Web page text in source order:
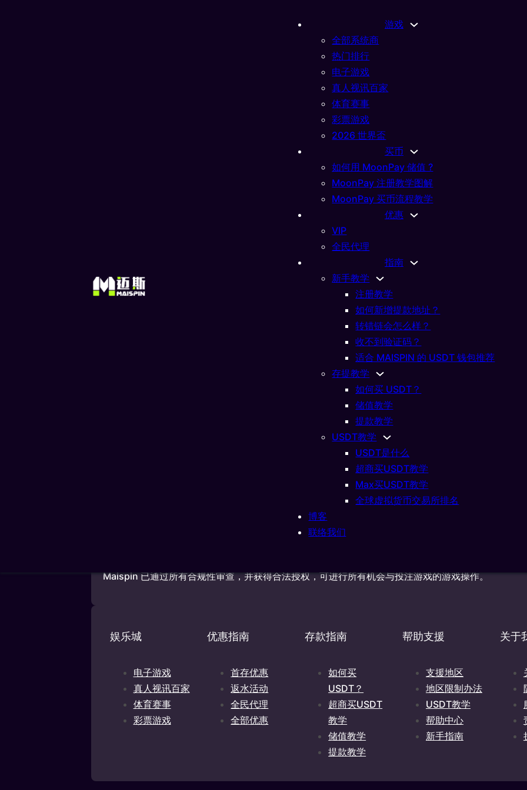
游戏
全部系统商
热门排行
电子游戏
真人视讯百家
体育赛事
彩票游戏
2026 世界盃
买币
如何用 MoonPay 储值 ?
MoonPay 注册教学图解
MoonPay 买币流程教学
优惠
VIP
全民代理
指南
新手教学
注册教学
如何新增提款地址？
转错链会怎么样？
收不到验证码？
适合 MAISPIN 的 USDT 钱包推荐
存提教学
如何买 USDT？
储值教学
提款教学
USDT教学
USDT是什么
超商买USDT教学
Max买USDT教学
全球虚拟货币交易所排名
博客
联络我们
帐！
由MIBS NV 经营，MIBS NV 是一家根据库拉索岛法律注册成立的公司，公司编号为
Maispin 已通过所有合规性审查，并获得合法授权，可进行所有机会与投注游戏的游戏操作。
娱乐城
电子游戏
真人视讯百家
体育赛事
彩票游戏
优惠指南
首存优惠
返水活动
全民代理
全部优惠
存款指南
如何买
USDT？
超商买USDT
教学
储值教学
提款教学
帮助支援
支援地区
地区限制办法
USDT教学
帮助中心
新手指南
关于